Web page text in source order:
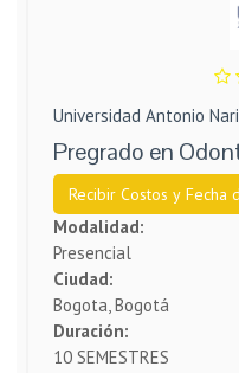
Universidad Antonio
Pregrado en
Recibir Costos y Fecha
Modalidad:
Presencial
Ciudad:
Bogota, Bogotá
Duración:
10 SEMESTRES